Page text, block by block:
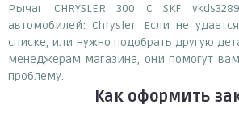
Рычаг CHRYSLER 300 C SKF
автомобилей: Chrysler. Если не
списке, или нужно подобрать другую
менеджерам магазина, они помогут
проблему.
Как оформить